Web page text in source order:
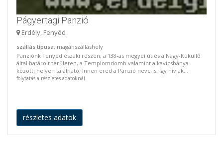
Págyertagi Panzió
Erdély, Fenyéd
szállás típusa: magánszálláshely
Panziónk Fenyéd északi részén, a 138-as megyei út és a Nagy-Küküllő
által határolt területen, a Templomdomb valamint a kavicsbánya
közötti helyen található. Innen ered a Panzió neve is, így hívják...
folytatás a részletes adatoknál
részletes adatok